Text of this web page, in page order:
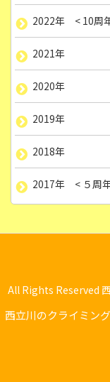
2022年 < 10周
2021年
2020年
2019年
2018年
2017年 < ５周
All Rights Reserved
西立川のクライミン